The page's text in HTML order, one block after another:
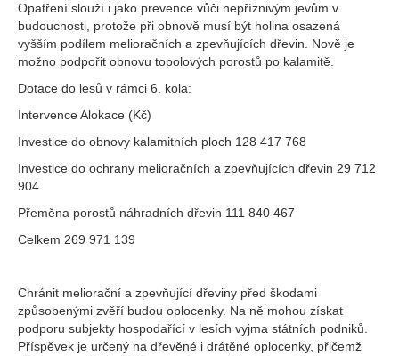
Opatření slouží i jako prevence vůči nepříznivým jevům v
budoucnosti, protože při obnově musí být holina osazená
vyšším podílem melioračních a zpevňujících dřevin. Nově je
možno podpořit obnovu topolových porostů po kalamitě.
Dotace do lesů v rámci 6. kola:
Intervence Alokace (Kč)
Investice do obnovy kalamitních ploch 128 417 768
Investice do ochrany melioračních a zpevňujících dřevin 29 712
904
Přeměna porostů náhradních dřevin 111 840 467
Celkem 269 971 139
Chránit meliorační a zpevňující dřeviny před škodami
způsobenými zvěří budou oplocenky. Na ně mohou získat
podporu subjekty hospodařící v lesích vyjma státních podniků.
Příspěvek je určený na dřevěné i drátěné oplocenky, přičemž